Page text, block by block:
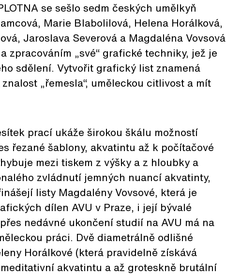
se sešlo sedm českých umělkyň
Marie Blabolilová, Helena Horálková,
Jaroslava Severová a Magdaléna Vovsová
zpracováním „své“ grafické techniky, jež je
sdělení. Vytvořit grafický list znamená
„řemesla“, uměleckou citlivost a mít
prací ukáže širokou škálu možností
řezané šablony, akvatintu až k počítačové
mezi tiskem z výšky a z hloubky a
zvládnutí jemných nuancí akvatinty,
listy Magdalény Vovsové, která je
dílen AVU v Praze, i její bývalé
nedávné ukončení studií na AVU má na
práci. Dvě diametrálně odlišné
Horálkové (která pravidelně získává
akvatintu a až groteskně brutální